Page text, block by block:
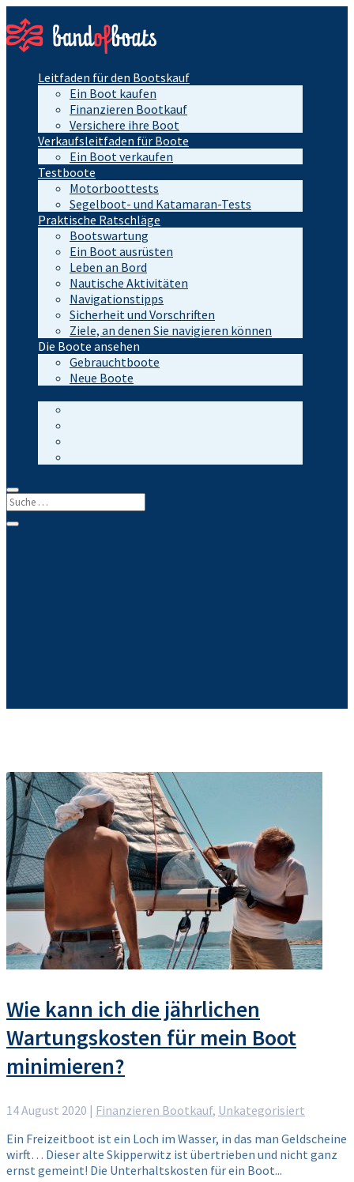
Leitfaden für den Bootskauf
Ein Boot kaufen
Finanzieren Bootkauf
Versichere ihre Boot
Verkaufsleitfaden für Boote
Ein Boot verkaufen
Testboote
Motorboottests
Segelboot- und Katamaran-Tests
Praktische Ratschläge
Bootswartung
Ein Boot ausrüsten
Leben an Bord
Nautische Aktivitäten
Navigationstipps
Sicherheit und Vorschriften
Ziele, an denen Sie navigieren können
Die Boote ansehen
Gebrauchtboote
Neue Boote
Wie kann ich die jährlichen
Wartungskosten für mein Boot
minimieren?
14 August 2020 | Finanzieren Bootkauf, Unkategorisiert
Ein Freizeitboot ist ein Loch im Wasser, in das man Geldscheine
wirft… Dieser alte Skipperwitz ist übertrieben und nicht ganz
ernst gemeint! Die Unterhaltskosten für ein Boot...